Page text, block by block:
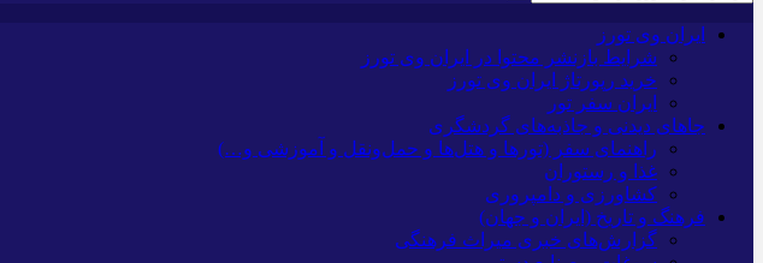
ایران وی تورز
شرایط بازنشر محتوا در ایران وی تورز
خرید رپورتاژ ایران وی تورز
ایران سفر تور
جاهای دیدنی و جاذبه‌های گردشگری
راهنمای سفر (تورها و هتل‌ها و حمل‌و‌نقل و آموزشی و…)
غذا و رستوران
کشاورزی و دامپروری
فرهنگ و تاریخ (ایران و جهان)
گزارش‌های خبری میراث فرهنگی